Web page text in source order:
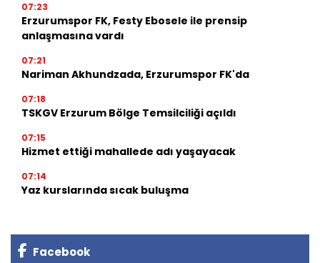
07:23
Erzurumspor FK, Festy Ebosele ile prensip
anlaşmasına vardı
07:21
Nariman Akhundzada, Erzurumspor FK'da
07:18
TSKGV Erzurum Bölge Temsilciliği açıldı
07:15
Hizmet ettiği mahallede adı yaşayacak
07:14
Yaz kurslarında sıcak buluşma
Facebook